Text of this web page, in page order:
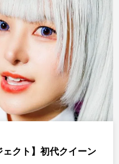
ェクト】初代クイーン